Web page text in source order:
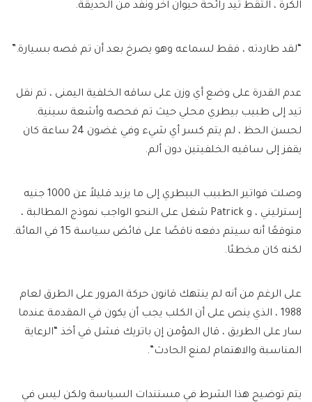
الكرة ، التقط تيد رائحة حيوان آخر ونفد من الحديقة.
“لقد طاردته ، فقط لسماعه وهو يصرخ بعد أن تم قصه بسيارة.”
عدم القدرة على وضع أي وزن على ساقه الخلفية اليمنى ، تم نقل
تيد إلى طبيب بيطري محلي حيث تم فحصه وأشعة سينية.
لحسن الحظ ، لم يتم كسر أي شيء وفي غضون 24 ساعة كان
يقفز إلى ساقيه الخلفيتين دون ألم.
وصلت فواتير الطبيب البيطري إلى ما يزيد قليلاً عن 1000 جنيه
إسترليني ، و Patrick شغل على النحو الواجب نموذج المطالبة ،
متوقعًا أنه سيتم دفعه ناقصًا على فائض سياسة 15 في المائة.
لكنه كان مخطئا.
على الرغم من أنه لم ينتهك قانون حركة المرور على الطرق لعام
1988 ، الذي ينص على أن الكلب يجب أن يكون في المقدمة عندما
سار على الطريق ، قال المؤمن إن باتريك فشل في أخذ “الرعاية
المناسبة والاهتمام لمنع الحادث”.
يتم توضيح هذا الشرط في مستندات السياسة ولكن ليس في